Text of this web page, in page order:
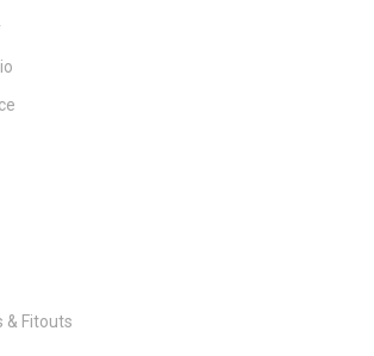
& Fitouts